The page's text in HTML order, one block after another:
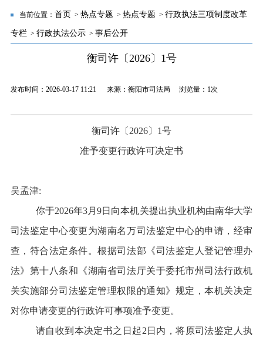
当前位置： 首页 > 热点专题 > 热点专题 > 行政执法三项制度改革
专栏> 行政执法公示> 事后公开
衡司许〔2026〕1号
发布时间：2026-03-17 11:21 来源：衡阳市司法局 浏览量： 1次
衡司许 〔 2026〕1号
准予变更行政许可决定书
吴孟津:
你于2026年3月9日向本机关提出执业机构由南华大学
司法鉴定中心变更为湖南名万司法鉴定中心的申请 ， 经审
查，符合法定条件。根据司法部《司法鉴定人登记管理办
法》第十八条和《湖南省司法厅关于委托市州司法行政机
关实施部分司法鉴定管理权限的通知》规定，本机关决定
对你申请变更的行政许可事项准予变更。
请自收到本决定书之日起2 日内，将原司法鉴定人执